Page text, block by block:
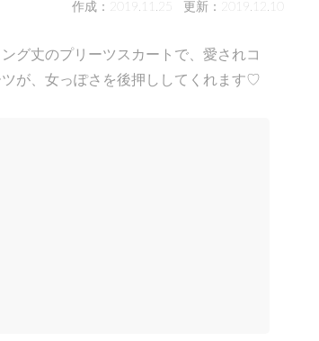
作成：2019.11.25 更新：2019.12.10
グ丈のプリーツスカートで、愛されコ
が、女っぽさを後押ししてくれます♡